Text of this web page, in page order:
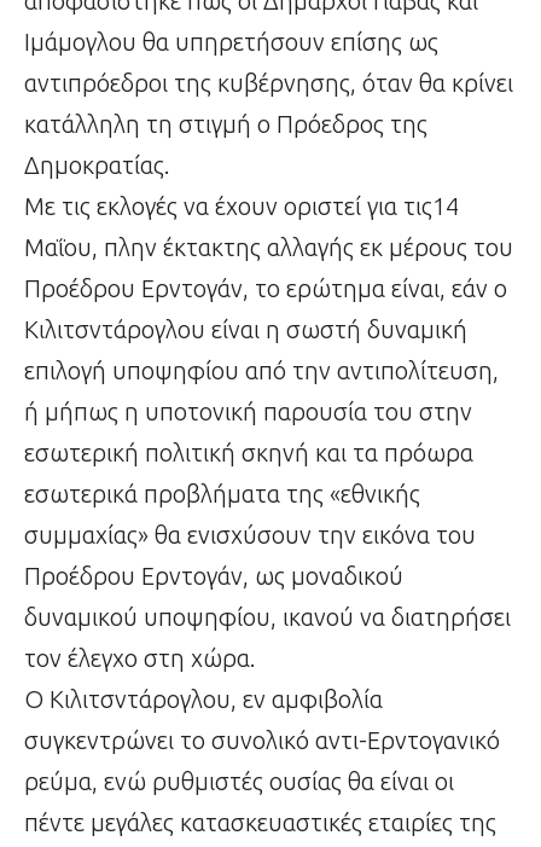
Ιμάμογλου θα υπηρετήσουν επίσης ως
αντιπρόεδροι της κυβέρνησης, όταν θα κρίνει
κατάλληλη τη στιγμή ο Πρόεδρος της
Δημοκρατίας.
Με τις εκλογές να έχουν οριστεί για τις14
Μαΐου, πλην έκτακτης αλλαγής εκ μέρους του
Προέδρου Ερντογάν, το ερώτημα είναι, εάν ο
Κιλιτσντάρογλου είναι η σωστή δυναμική
επιλογή υποψηφίου από την αντιπολίτευση,
ή μήπως η υποτονική παρουσία του στην
εσωτερική πολιτική σκηνή και τα πρόωρα
εσωτερικά προβλήματα της «εθνικής
συμμαχίας» θα ενισχύσουν την εικόνα του
Προέδρου Ερντογάν, ως μοναδικού
δυναμικού υποψηφίου, ικανού να διατηρήσει
τον έλεγχο στη χώρα.
Ο Κιλιτσντάρογλου, εν αμφιβολία
συγκεντρώνει το συνολικό αντι-Ερντογανικό
ρεύμα, ενώ ρυθμιστές ουσίας θα είναι οι
πέντε μεγάλες κατασκευαστικές εταιρίες της